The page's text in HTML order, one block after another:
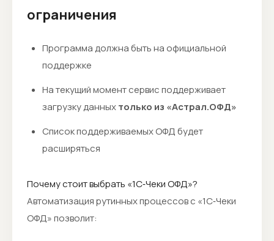
ограничения
Программа должна быть на официальной
поддержке
На текущий момент сервис поддерживает
загрузку данныхтолько из «Астрал.ОФД»
Список поддерживаемых ОФД будет
расширяться
Почему стоит выбрать «1С‑Чеки ОФД»?
Автоматизация рутинных процессов с «1С‑Чеки
ОФД» позволит: